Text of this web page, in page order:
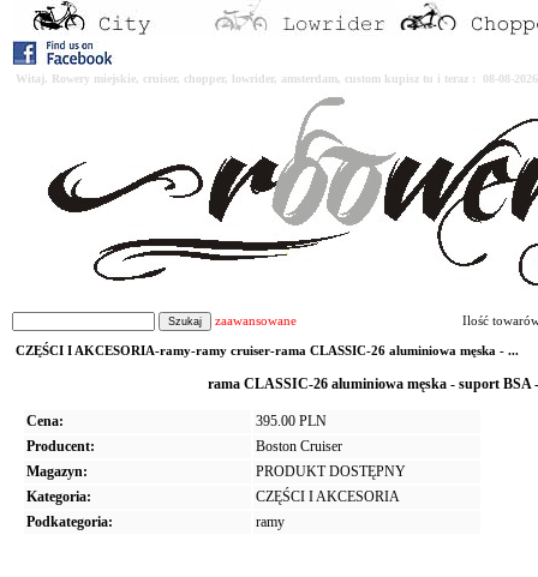
Witaj. Rowery miejskie, cruiser, chopper, lowrider, amsterdam, custom kupisz tu i teraz : 08-08-
zaawansowane Ilość
CZĘŚCI I AKCESORIA-ramy-ramy cruiser-rama CLASSIC-26 aluminiowa męska - ...
rama CLASSIC-26 aluminiowa męska - suport BSA
Cena:
395.00 PLN
Producent:
Boston Cruiser
Magazyn:
PRODUKT DOSTĘPNY
Kategoria:
CZĘŚCI I AKCESORIA
Podkategoria:
ramy